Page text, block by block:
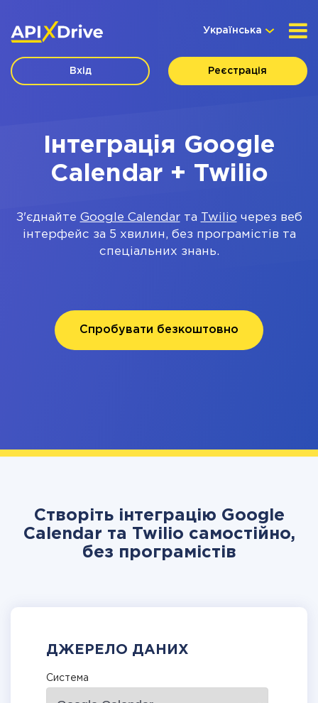
Українська
Вхід Реєстрація
Інтеграція Google
Calendar + Twilio
З'єднайте Google Calendarта Twilio через веб
інтерфейс за 5 хвилин, без програмістів та
спеціальних знань.
Спробувати безкоштовно
Створіть інтеграцію Google
Calendar та Twilio самостійно,
без програмістів
ДЖЕРЕЛО ДАНИХ
Система